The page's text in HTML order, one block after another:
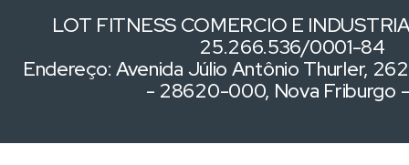
LOT FITNESS COMERCIO E
25.266.536/0001-84
Endereço: Avenida Júlio Antônio Thurler,
- 28620-000, Nova Friburgo